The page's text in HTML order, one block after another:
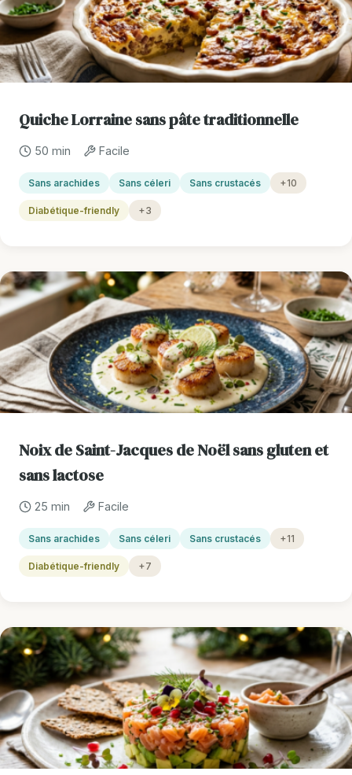
Quiche Lorraine sans pâte traditionnelle
50 min Facile
Sans arachides Sans céleri Sans crustacés +10
Diabétique-friendly +3
Noix de Saint-Jacques de Noël sans gluten et
sans lactose
25 min Facile
Sans arachides Sans céleri Sans crustacés +11
Diabétique-friendly +7